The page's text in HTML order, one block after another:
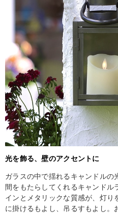
光を飾る、壁のアクセントに
ガラスの中で揺れるキャンドルの
間をもたらしてくれるキャンド
インとメタリックな質感が、灯り
に掛けるもよし、吊るすもよし。